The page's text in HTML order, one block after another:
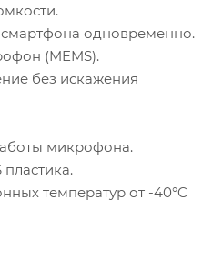
смартфона одновременно.
(MEMS).
без искажения
микрофона.
температур от -40°C